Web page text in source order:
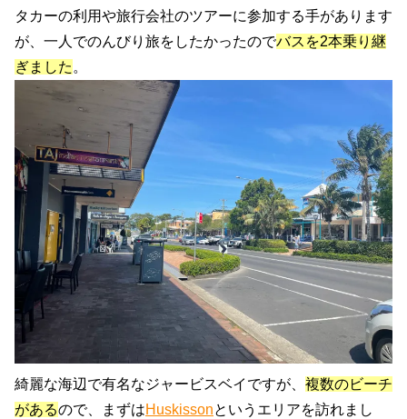
タカーの利用や旅行会社のツアーに参加する手があります
が、一人でのんびり旅をしたかったのでバスを2本乗り継
ぎました 。
綺麗な海辺で有名なジャービスベイですが、 複数のビーチ
があるので、まずはHuskissonというエリアを訪れまし